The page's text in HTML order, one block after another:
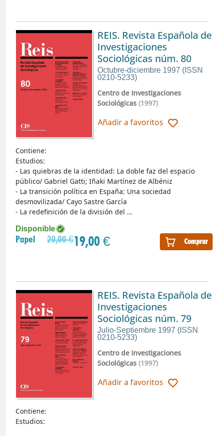
REIS. Revista Española de
Investigaciones
Sociológicas núm. 80
Octubre-diciembre 1997 (ISSN
0210-5233)
Centro de Investigaciones
Sociológicas(1997)
Añadir a favoritos
Disponible
Papel 20,00 €19,00 € Comprar
Contiene:
Estudios:
- Las quiebras de la identidad: La doble faz del espacio
público/ Gabriel Gatti; Iñaki Martínez de Albéniz
- La transición política en España: Una sociedad
desmovilizada/ Cayo Sastre García
- La redefinición de la división del …
REIS. Revista Española de
Investigaciones
Sociológicas núm. 79
Julio-Septiembre 1997 (ISSN
0210-5233)
Centro de Investigaciones
Sociológicas(1997)
Añadir a favoritos
Contiene:
Estudios: